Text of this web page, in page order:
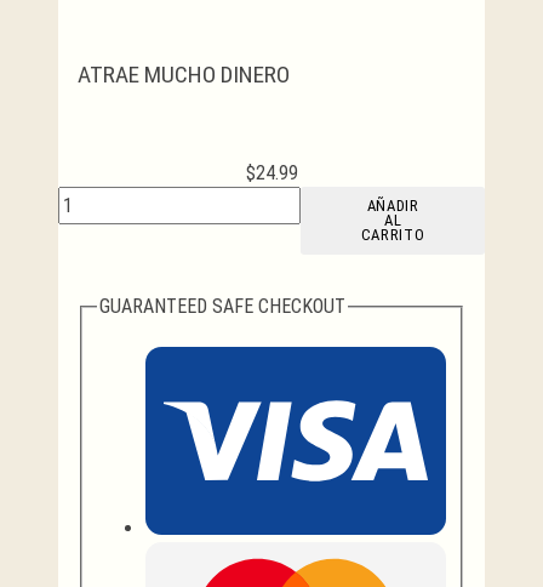
ATRAE MUCHO DINERO
$24.99
de
Riqueza
AÑADIR
AL
CARRITO
GUARANTEED SAFE CHECKOUT